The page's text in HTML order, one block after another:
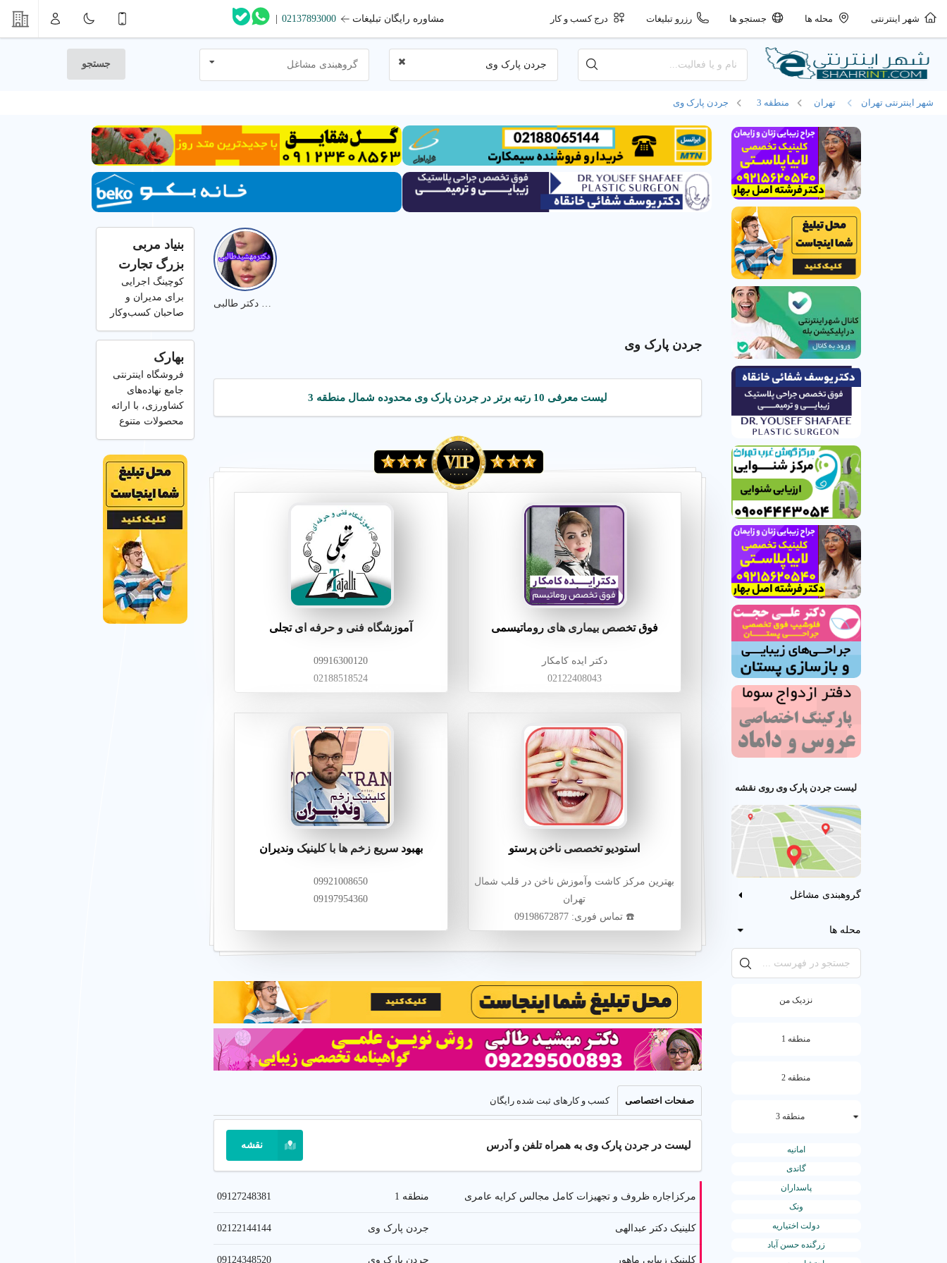
شهر اینترنتی محله ها جستجو ها رزرو تبلیغات درج کسب و کار مشاوره رایگان تبلیغات 02137893000
|
جردن پارک وی گروهبندی مشاغل جستجو
شهر اینترنتی تهران تهران منطقه 3 جردن پارک وی
لیست جردن پارک وی روی نقشه
گروهبندی مشاغل
محله ها
نزدیک من
منطقه 1
منطقه 2
منطقه 3
امانیه
گاندی
پاسداران
ونک
دولت اختیاریه
زرگنده حسن آباد
نمونه کارهای دکتر طالبی
جردن پارک وی
لیست معرفی 10 رتبه برتر در جردن پارک وی محدوده شمال منطقه 3
فوق تخصص بیماری های روماتیسمی
دکتر ایده کامکار
02122408043
آموزشگاه فنی و حرفه ای تجلی
09916300120
02188518524
استودیو تخصصی ناخن پرستو
بهترین مرکز کاشت وآموزش ناخن در قلب شمال
تهران
☎️ تماس فوری: 09198672877
بهبود سریع زخم ها با کلینیک وندیران
09921008650
09197954360
صفحات اختصاصی کسب و کارهای ثبت شده رایگان
لیست در جردن پارک وی به همراه تلفن و آدرس نقشه
مرکزاجاره ظروف و تجهیزات کامل مجالس کرایه عامری منطقه 1 09127248381
کلینیک دکتر عبدالهی جردن پارک وی 02122144144
کلینیک زیبایی ماهور جردن پارک وی 09124348520
بنیاد مربی
بزرگ تجارت
کوچینگ اجرایی
برای مدیران و
صاحبان کسب‌وکار
بهارک
فروشگاه اینترنتی
جامع نهاده‌های
کشاورزی، با ارائه
محصولات متنوع
تبلیغات اینترنتی هدفمند برای رشد واقعی کسب وکارها